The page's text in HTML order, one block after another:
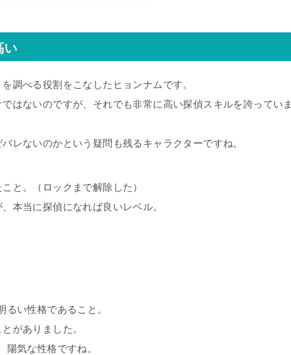
い
調べる役割をこなしたヒョンナムです。
はないのですが、それでも非常に高い探偵スキルを誇っていま
レないのかという疑問も残るキャラクターですね。
と。（ロックまで解除した）
本当に探偵になれば良いレベル。
るい性格であること。
がありました。
陽気な性格ですね。